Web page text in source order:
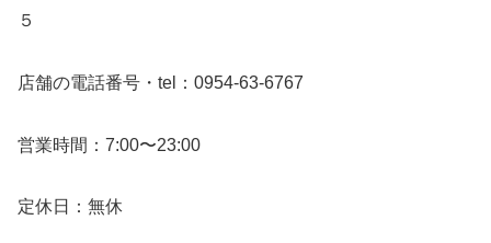
５
店舗の電話番号・tel：0954-63-6767
営業時間：7:00〜23:00
定休日：無休